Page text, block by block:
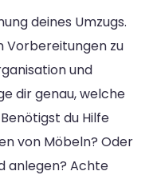
deines Umzugs.
Vorbereitungen zu
und
dir genau, welche
du Hilfe
von Möbeln? Oder
anlegen? Achte